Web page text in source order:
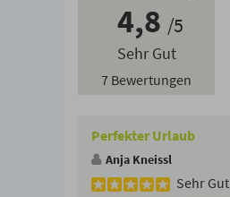
4,8 5
Sehr Gut
7 Bewertungen
Perfekter Urlaub
Anja Kneissl
Sehr Gut